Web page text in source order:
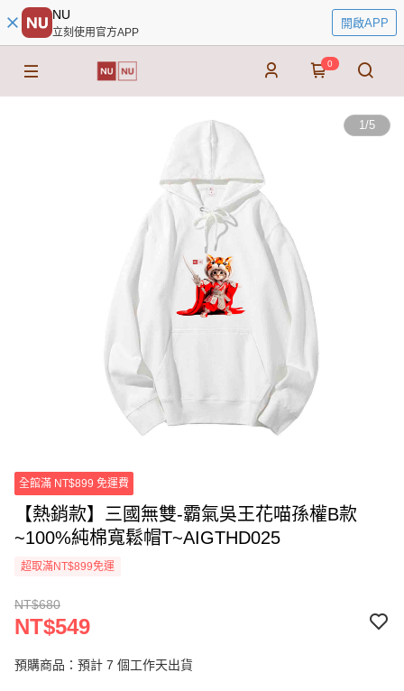
NU
立刻使用官方APP
開啟APP
0
1/5
全館滿 NT$899 免運費
【熱銷款】三國無雙-霸氣吳王花喵孫權B款
~100%純棉寬鬆帽T~AIGTHD025
超取滿NT$899免運
NT$680
NT$549
預購商品：預計 7 個工作天出貨